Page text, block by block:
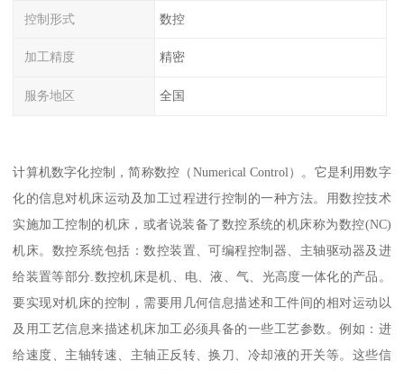
控制形式 数控
加工精度 精密
服务地区 全国
计算机数字化控制，简称数控（Numerical Control）。它是利用数字
化的信息对机床运动及加工过程进行控制的一种方法。用数控技术
实施加工控制的机床，或者说装备了数控系统的机床称为数控(NC)
机床。数控系统包括：数控装置、可编程控制器、主轴驱动器及进
给装置等部分.数控机床是机、电、液、气、光高度一体化的产品。
要实现对机床的控制，需要用几何信息描述和工件间的相对运动以
及用工艺信息来描述机床加工必须具备的一些工艺参数。例如：进
给速度、主轴转速、主轴正反转、换刀、冷却液的开关等。这些信